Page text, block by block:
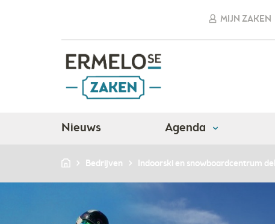
MIJN ZAKEN
Nieuws Agenda
Bedrijven Indoorski en snowboardcentrum